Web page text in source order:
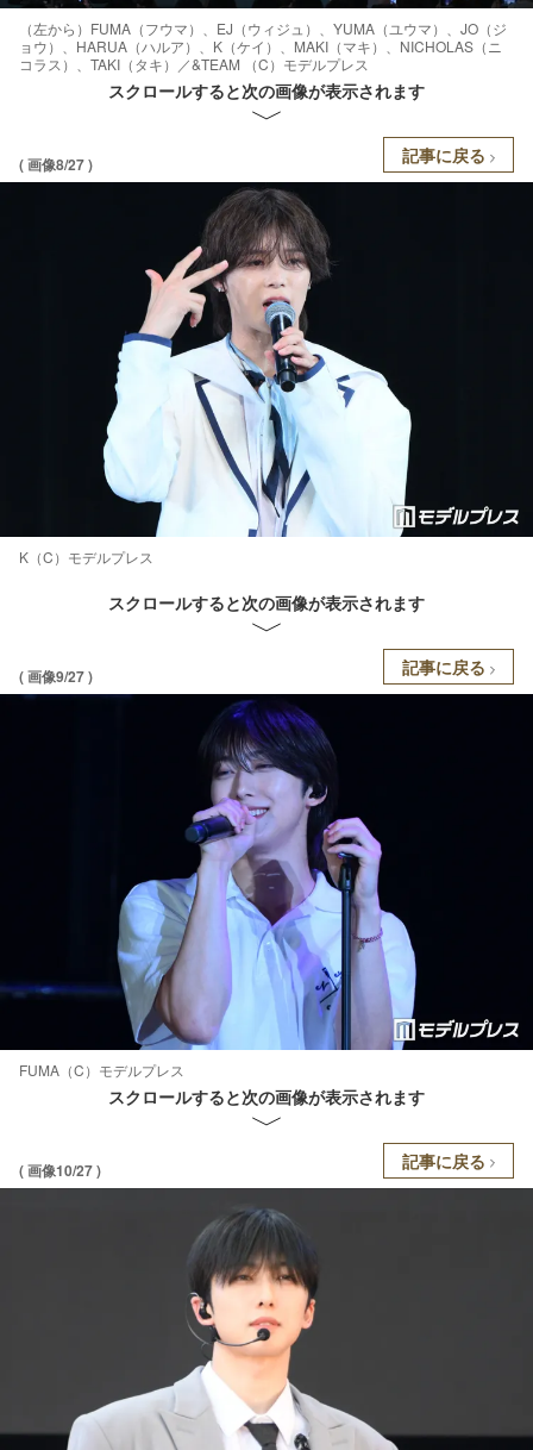
（左から）FUMA（フウマ）、EJ（ウィジュ）、YUMA（ユウマ）、JO（ジ
ョウ）、HARUA（ハルア）、K（ケイ）、MAKI（マキ）、NICHOLAS（ニ
コラス）、TAKI（タキ）／&TEAM （C）モデルプレス
スクロールすると次の画像が表示されます
( 画像8/27 ) 記事に戻る
K（C）モデルプレス
スクロールすると次の画像が表示されます
( 画像9/27 ) 記事に戻る
FUMA（C）モデルプレス
スクロールすると次の画像が表示されます
( 画像10/27 ) 記事に戻る